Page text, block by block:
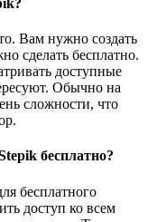
Вам нужно создать
сделать бесплатно.
доступные
Обычно на
сложности, что
бесплатно?
бесплатного
доступ ко всем